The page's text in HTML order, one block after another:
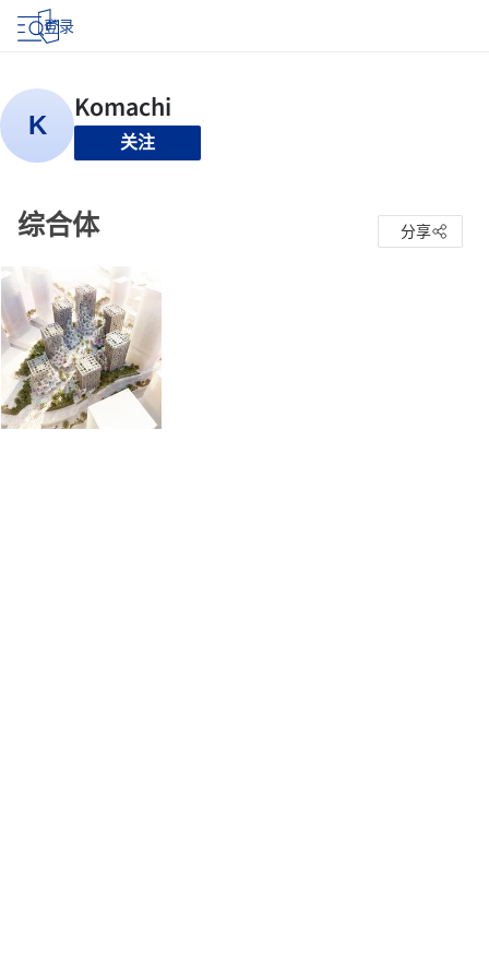
登录
关注
综合体 分享